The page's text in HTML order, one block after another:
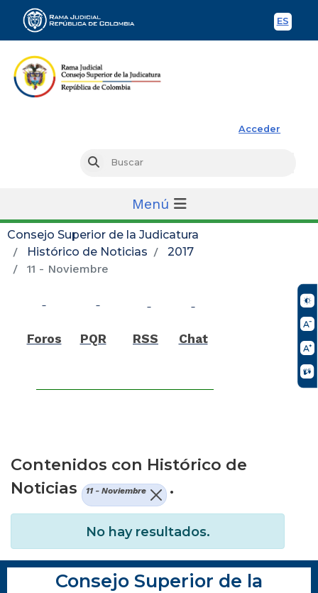
ES
Acceder
Buscar
Menú
Consejo Superior de la Judicatura
Histórico de Noticias
2017
11 - Noviembre
Foros PQR RSS Chat
Contenidos con Histórico de
Noticias
11 - Noviembre .
No hay resultados.
Consejo Superior de la